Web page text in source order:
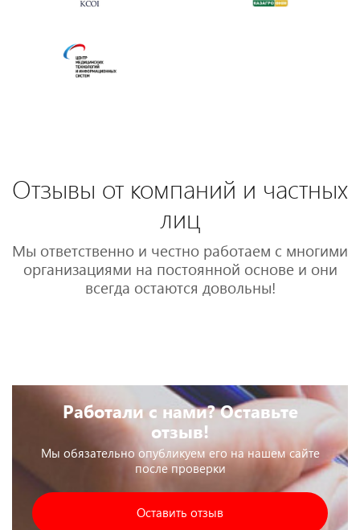
Отзывы от компаний и частных
лиц
Мы ответственно и честно работаем с многими
организациями на постоянной основе и они
всегда остаются довольны!
Работали с нами? Оставьте
отзыв!
Мы обязательно опубликуем его на нашем сайте
после проверки
Оставить отзыв